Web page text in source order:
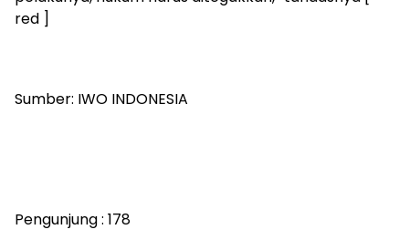
red ]
Sumber: IWO INDONESIA
Pengunjung : 178